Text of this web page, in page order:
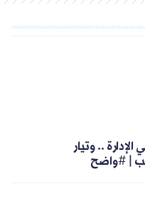
.. وتيار
| #واضح